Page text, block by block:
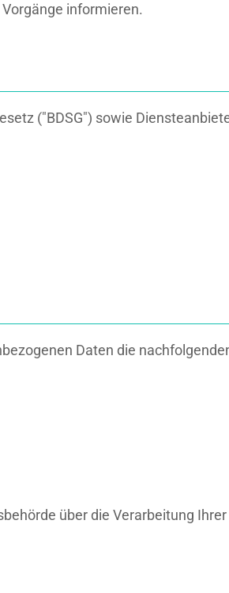
informieren.
("BDSG") sowie
Daten die
über die Verarbeitung